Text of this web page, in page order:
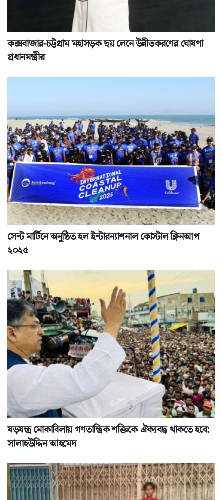
কক্সবাজার-চট্টগ্রাম মহাসড়ক ছয় লেনে উন্নীতকরণের ঘোষণা
প্রধানমন্ত্রীর
সেন্ট মার্টিনে অনুষ্ঠিত হল ইন্টারন্যাশনাল কোস্টাল ক্লিনআপ
২০২৫
ষড়যন্ত্র মোকাবিলায় গণতান্ত্রিক শক্তিকে ঐক্যবদ্ধ থাকতে হবে:
সালাহউদ্দিন আহমেদ